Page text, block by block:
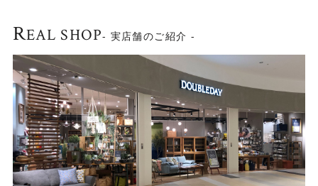
REAL SHOP- 実店舗のご紹介 -